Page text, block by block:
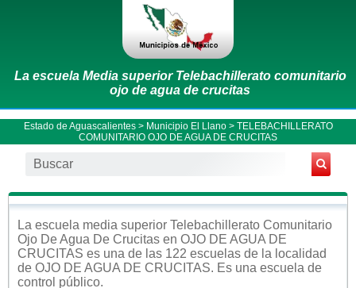
La escuela Media superior Telebachillerato comunitario
ojo de agua de crucitas
Estado de Aguascalientes> Municipio El Llano> TELEBACHILLERATO
COMUNITARIO OJO DE AGUA DE CRUCITAS
La escuela media superior Telebachillerato Comunitario
Ojo De Agua De Crucitas en OJO DE AGUA DE
CRUCITAS es una de las 122 escuelas de la localidad
de OJO DE AGUA DE CRUCITAS. Es una escuela de
control público.